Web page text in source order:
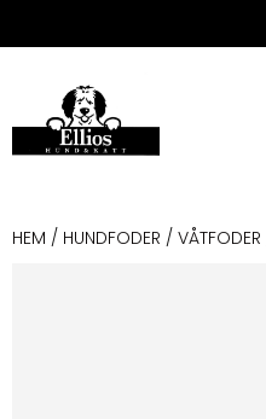
HEM / HUNDFODER / VÅTFODER